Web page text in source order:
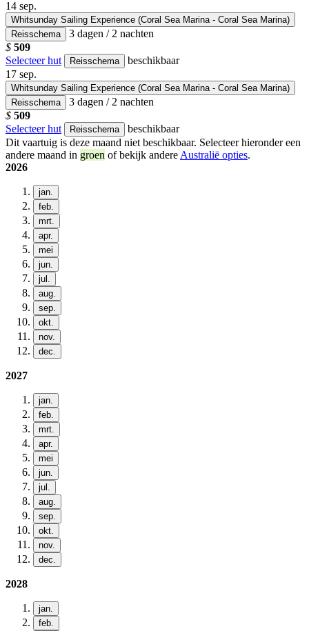
14 sep.
Whitsunday Sailing Experience (Coral Sea Marina - Coral Sea Marina)
Reisschema
3 dagen / 2 nachten
$ 509
Selecteer hut
Reisschema
beschikbaar
17 sep.
Whitsunday Sailing Experience (Coral Sea Marina - Coral Sea Marina)
Reisschema
3 dagen / 2 nachten
$ 509
Selecteer hut
Reisschema
beschikbaar
Dit vaartuig is deze maand niet beschikbaar. Selecteer hieronder een
andere maand in groen of bekijk andere Australië opties.
2026
jan.
feb.
mrt.
apr.
mei
jun.
jul.
aug.
sep.
okt.
nov.
dec.
2027
jan.
feb.
mrt.
apr.
mei
jun.
jul.
aug.
sep.
okt.
nov.
dec.
2028
jan.
feb.